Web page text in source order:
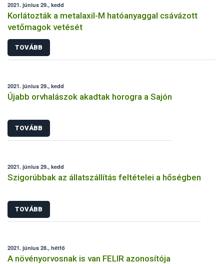
2021. június 29., kedd
Korlátozták a metalaxil-M hatóanyaggal csávázott
vetőmagok vetését
TOVÁBB
2021. június 29., kedd
Újabb orvhalászok akadtak horogra a Sajón
TOVÁBB
2021. június 29., kedd
Szigorúbbak az állatszállítás feltételei a hőségben
TOVÁBB
2021. június 28., hétfő
A növényorvosnak is van FELIR azonosítója